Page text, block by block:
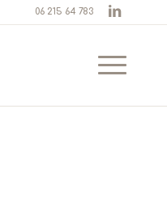
06 215 64 783